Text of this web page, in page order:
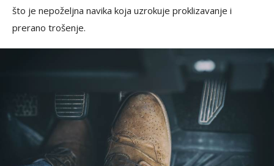
što je nepoželjna navika koja uzrokuje proklizavanje i
prerano trošenje.